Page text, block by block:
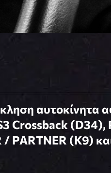
αυτοκίνητα
Crossback (D34),
PARTNER (K9)